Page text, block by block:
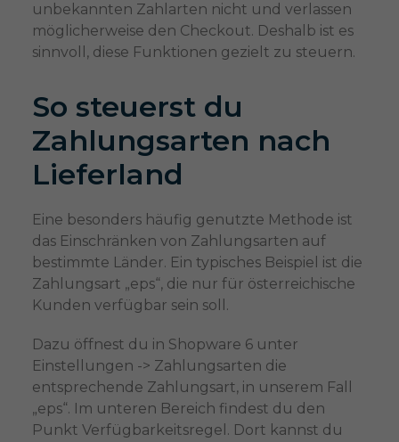
unbekannten Zahlarten nicht und verlassen
möglicherweise den Checkout. Deshalb ist es
sinnvoll, diese Funktionen gezielt zu steuern.
So steuerst du
Zahlungsarten nach
Lieferland
Eine besonders häufig genutzte Methode ist
das Einschränken von Zahlungsarten auf
bestimmte Länder. Ein typisches Beispiel ist die
Zahlungsart „eps“, die nur für österreichische
Kunden verfügbar sein soll.
Dazu öffnest du in Shopware 6 unter
Einstellungen -> Zahlungsarten die
entsprechende Zahlungsart, in unserem Fall
„eps“. Im unteren Bereich findest du den
Punkt Verfügbarkeitsregel. Dort kannst du